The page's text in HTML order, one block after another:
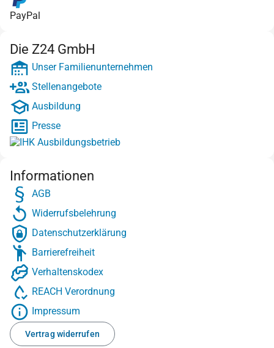
PayPal
Die Z24 GmbH
Unser Familienunternehmen
Stellenangebote
Ausbildung
Presse
Informationen
AGB
Widerrufsbelehrung
Datenschutzerklärung
Barrierefreiheit
Verhaltenskodex
REACH Verordnung
Impressum
Vertrag widerrufen